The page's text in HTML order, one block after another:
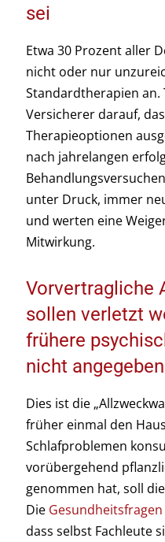
sei
Etwa 30 Prozent aller
nicht oder nur
Standardtherapien
Versicherer darauf,
Therapieoptionen
nach jahrelangen
unter Druck, immer
und werten eine
Mitwirkung.
Vorvertragliche
sollen verletzt
frühere
nicht
Dies ist die
früher einmal den
Schlafproblemen
vorübergehend
genommen hat, soll
Die Gesundheitsfragen
dass selbst Fachleute